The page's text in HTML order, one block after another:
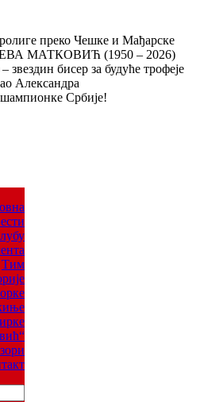
преко Чешке и Мађарске
МАТКОВИЋ (1950 – 2026)
бисер за будуће трофеје
Александра
Србије!
Тим